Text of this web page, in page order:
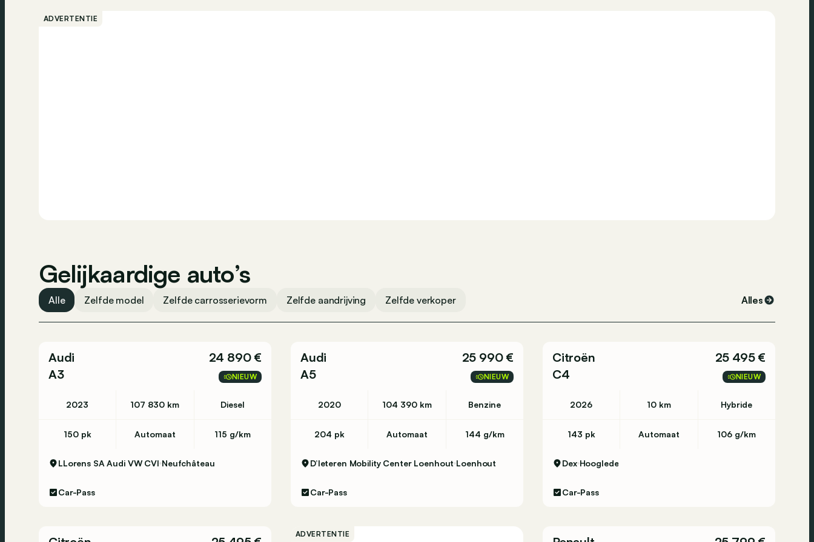
ADVERTENTIE
Gelijkaardige auto’s
Alle Zelfde model Zelfde carrosserievorm Zelfde aandrijving Zelfde verkoper Alles
Audi
A3
24 890 €
NIEUW
2023 107 830 km Diesel
150 pk Automaat 115 g/km
LLorens SA Audi VW CVI Neufchâteau
Car-Pass
Audi
A5
25 990 €
NIEUW
2020 104 390 km Benzine
204 pk Automaat 144 g/km
D’Ieteren Mobility Center Loenhout Loenhout
Car-Pass
Citroën
C4
25 495 €
NIEUW
2026 10 km Hybride
143 pk Automaat 106 g/km
Dex Hooglede
Car-Pass
ADVERTENTIE